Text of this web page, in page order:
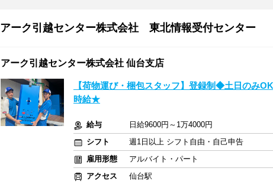
アーク引越センター株式会社 東北情報受付センター
アーク引越センター株式会社 仙台支店
【荷物運び・梱包スタッフ】登録制◆土日のみ
時給★
給与
日給9600円～1万4000円
シフト
週1日以上 シフト自由・自己申告
雇用形態
アルバイト・パート
アクセス
仙台駅